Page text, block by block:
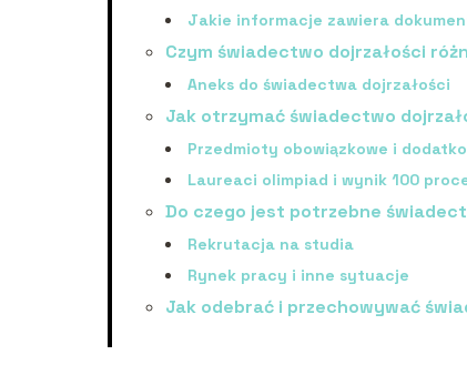
Jakie informacje zawiera
Czym świadectwo dojrzałości
Aneks do świadectwa dojrzałości
Jak otrzymać świadectwo
Przedmioty obowiązkowe i
Laureaci olimpiad i wynik 100
Do czego jest potrzebne
Rekrutacja na studia
Rynek pracy i inne sytuacje
Jak odebrać i przechowywać